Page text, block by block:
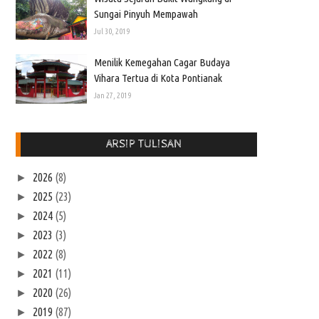
Sungai Pinyuh Mempawah
Jul 30, 2019
Menilik Kemegahan Cagar Budaya
Vihara Tertua di Kota Pontianak
Jan 27, 2019
ARSIP TULISAN
► 2026 (8)
► 2025 (23)
► 2024 (5)
► 2023 (3)
► 2022 (8)
► 2021 (11)
► 2020 (26)
► 2019 (87)